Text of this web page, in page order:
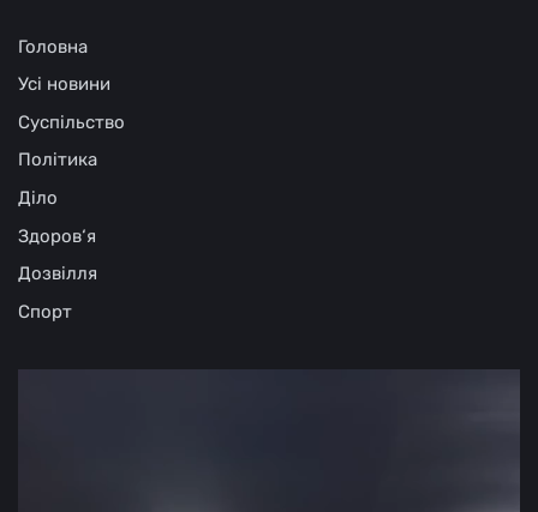
Головна
Усі новини
Суспільство
Політика
Діло
Здоров‘я
Дозвілля
Спорт